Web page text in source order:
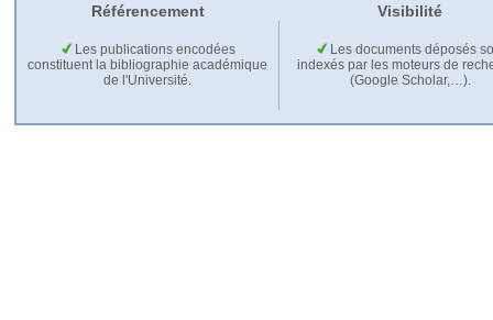
Référencement Visibilité
Les publications encodées
constituent la bibliographie académique
de l'Université.
Les documents déposés
indexés par les moteurs de
(Google Scholar,…).